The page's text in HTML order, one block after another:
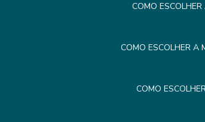
COMO
COMO ESCOLHER A
COMO